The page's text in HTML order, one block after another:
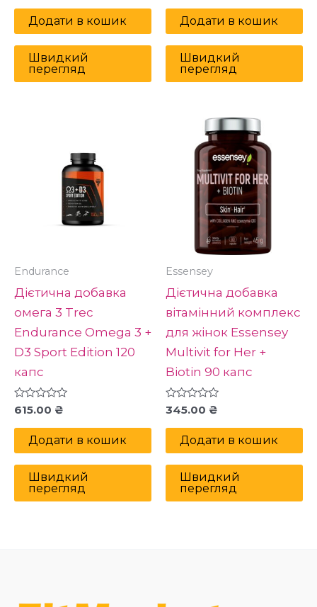
Додати в кошик
Швидкий
перегляд
Додати в кошик
Швидкий
перегляд
Endurance
Дієтична добавка
омега 3 Treс
Endurance Omega 3 +
D3 Sport Edition 120
капс
Оцінено
615.00 ₴
Додати в кошик
Швидкий
перегляд
Essensey
Дієтична добавка
вітамінний комплекс
для жінок Essensey
Multivit for Her +
Biotin 90 капс
Оцінено
345.00 ₴
Додати в кошик
Швидкий
перегляд